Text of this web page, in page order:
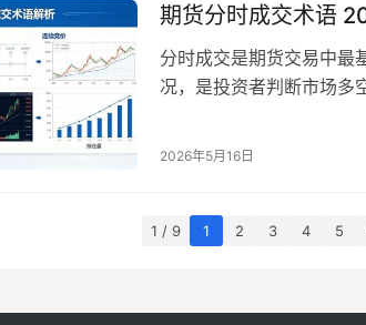
期货分时成交术语
分时成交是期货交易中最
况，是投资者判断市场多
本文将系统介绍 2026 年
2026年5月16日
1 / 9 1 2 3 4 5